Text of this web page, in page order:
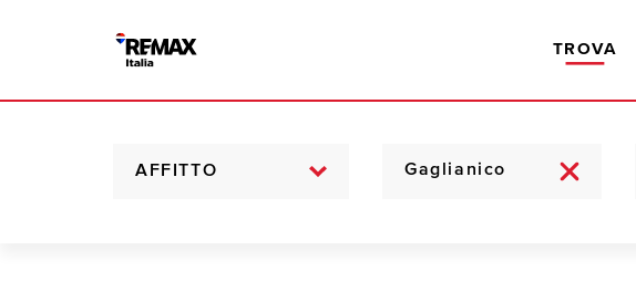
TROVA
AFFITTO